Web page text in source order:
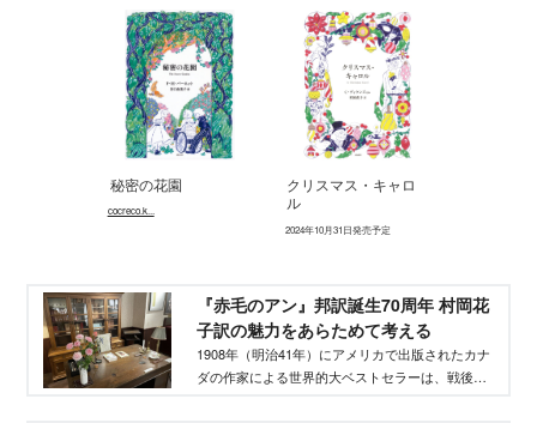
秘密の花園
cocreco.k...
クリスマス・キャロ
ル
2024年10月31日発売予定
『赤毛のアン』邦訳誕生70周年 村岡花
子訳の魅力をあらためて考える
1908年（明治41年）にアメリカで出版されたカナ
ダの作家による世界的大ベストセラーは、戦後ま